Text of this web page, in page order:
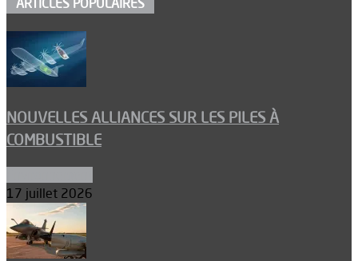
ARTICLES POPULAIRES
NOUVELLES ALLIANCES SUR LES PILES À
COMBUSTIBLE
17 juillet 2026